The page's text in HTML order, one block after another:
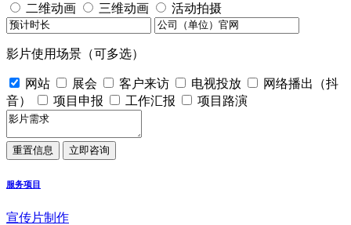
二维动画
三维动画 活动拍摄
影片使用场景（可多选）
网站 展会 客户来访 电视投放
网络播出（抖
音）
项目申报 工作汇报 项目路演
服务项目
宣传片制作